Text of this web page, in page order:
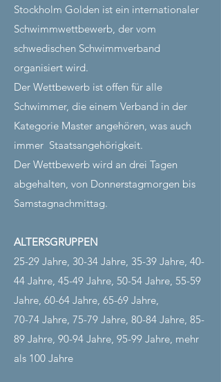
Stockholm Golden ist ein internationaler
Schwimmwettbewerb, der vom
schwedischen Schwimmverband
organisiert wird.
Der Wettbewerb ist offen für alle
Schwimmer, die einem Verband in der
Kategorie Master angehören, was auch
immer Staatsangehörigkeit.
Der Wettbewerb wird an drei Tagen
abgehalten, von Donnerstagmorgen bis
Samstagnachmittag.
ALTERSGRUPPEN
25-29 Jahre, 30-34 Jahre, 35-39 Jahre, 40-
44 Jahre, 45-49 Jahre, 50-54 Jahre, 55-59
Jahre, 60-64 Jahre, 65-69 Jahre,
70-74 Jahre, 75-79 Jahre, 80-84 Jahre, 85-
89 Jahre, 90-94 Jahre, 95-99 Jahre, mehr
als 100 Jahre